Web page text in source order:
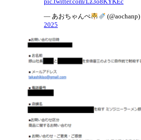
— あおちゃんぺ
(@aochanp)
2025